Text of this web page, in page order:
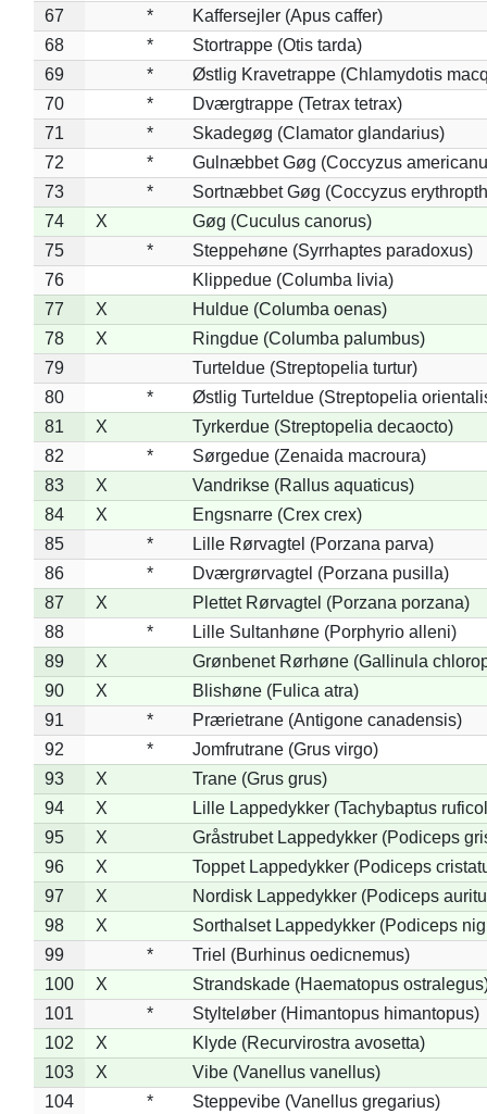
67
*
Kaffersejler (Apus caffer)
68
*
Stortrappe (Otis tarda)
69
*
Østlig Kravetrappe (Chlamydotis
70
*
Dværgtrappe (Tetrax tetrax)
71
*
Skadegøg (Clamator glandarius)
72
*
Gulnæbbet Gøg (Coccyzus
73
*
Sortnæbbet Gøg (Coccyzus
74
X
Gøg (Cuculus canorus)
75
*
Steppehøne (Syrrhaptes paradoxus)
76
Klippedue (Columba livia)
77
X
Huldue (Columba oenas)
78
X
Ringdue (Columba palumbus)
79
Turteldue (Streptopelia turtur)
80
*
Østlig Turteldue (Streptopelia
81
X
Tyrkerdue (Streptopelia decaocto)
82
*
Sørgedue (Zenaida macroura)
83
X
Vandrikse (Rallus aquaticus)
84
X
Engsnarre (Crex crex)
85
*
Lille Rørvagtel (Porzana parva)
86
*
Dværgrørvagtel (Porzana pusilla)
87
X
Plettet Rørvagtel (Porzana porzana)
88
*
Lille Sultanhøne (Porphyrio alleni)
89
X
Grønbenet Rørhøne (Gallinula
90
X
Blishøne (Fulica atra)
91
*
Prærietrane (Antigone canadensis)
92
*
Jomfrutrane (Grus virgo)
93
X
Trane (Grus grus)
94
X
Lille Lappedykker (Tachybaptus
95
X
Gråstrubet Lappedykker (Podiceps
96
X
Toppet Lappedykker (Podiceps
97
X
Nordisk Lappedykker (Podiceps
98
X
Sorthalset Lappedykker (Podiceps
99
*
Triel (Burhinus oedicnemus)
100
X
Strandskade (Haematopus
101
*
Stylteløber (Himantopus himantopus)
102
X
Klyde (Recurvirostra avosetta)
103
X
Vibe (Vanellus vanellus)
104
* Steppevibe (Vanellus gregarius)